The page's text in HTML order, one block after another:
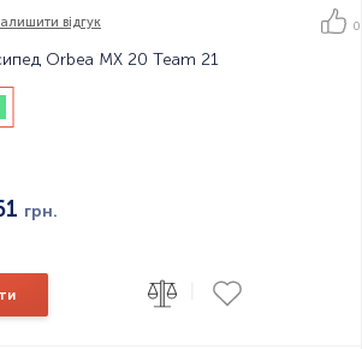
вiдгук 0
Orbea MX 20 Team 21
грн.